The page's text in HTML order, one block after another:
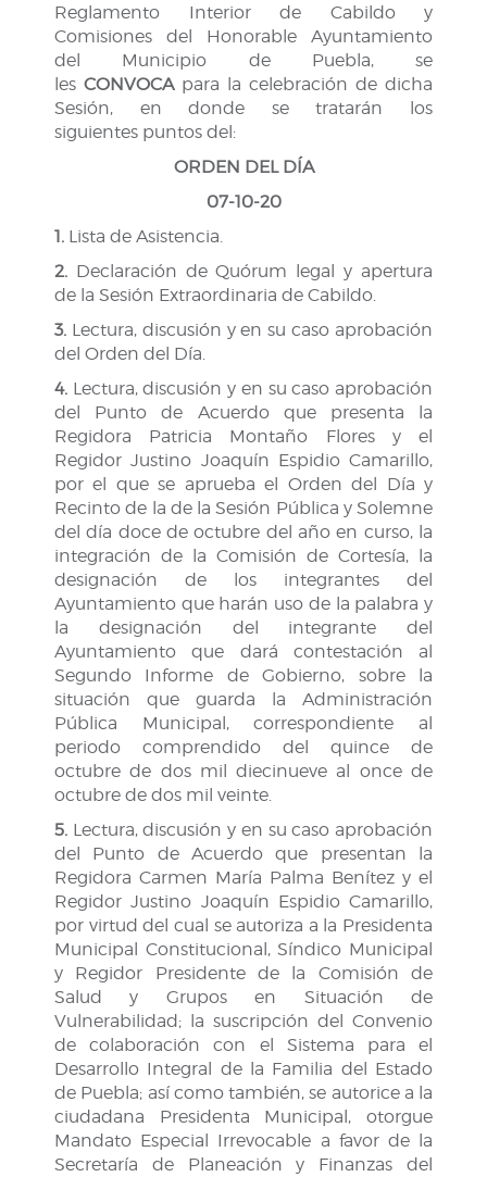
Reglamento Interior de Cabildo y
Comisiones del Honorable Ayuntamiento
del Municipio de Puebla, se
les CONVOCApara la celebración de dicha
Sesión, en donde se tratarán los
siguientes puntos del:
ORDEN DEL DÍA
07-10-20
1. Lista de Asistencia.
2. Declaración de Quórum legal y apertura
de la Sesión Extraordinaria de Cabildo.
3. Lectura, discusión y en su caso aprobación
del Orden del Día.
4. Lectura, discusión y en su caso aprobación
del Punto de Acuerdo que presenta la
Regidora Patricia Montaño Flores y el
Regidor Justino Joaquín Espidio Camarillo,
por el que se aprueba el Orden del Día y
Recinto de la de la Sesión Pública y Solemne
del día doce de octubre del año en curso, la
integración de la Comisión de Cortesía, la
designación de los integrantes del
Ayuntamiento que harán uso de la palabra y
la designación del integrante del
Ayuntamiento que dará contestación al
Segundo Informe de Gobierno, sobre la
situación que guarda la Administración
Pública Municipal, correspondiente al
periodo comprendido del quince de
octubre de dos mil diecinueve al once de
octubre de dos mil veinte.
5. Lectura, discusión y en su caso aprobación
del Punto de Acuerdo que presentan la
Regidora Carmen María Palma Benítez y el
Regidor Justino Joaquín Espidio Camarillo,
por virtud del cual se autoriza a la Presidenta
Municipal Constitucional, Síndico Municipal
y Regidor Presidente de la Comisión de
Salud y Grupos en Situación de
Vulnerabilidad; la suscripción del Convenio
de colaboración con el Sistema para el
Desarrollo Integral de la Familia del Estado
de Puebla; así como también, se autorice a la
ciudadana Presidenta Municipal, otorgue
Mandato Especial Irrevocable a favor de la
Secretaría de Planeación y Finanzas del